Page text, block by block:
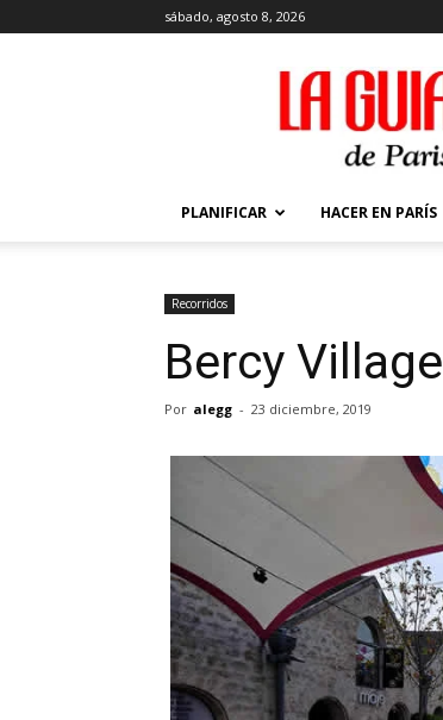
sábado, agosto 8, 2026
La
Guía
de
París
PLANIFICAR HACER EN PARÍS
Recorridos
Bercy Village
Por alegg - 23 diciembre, 2019